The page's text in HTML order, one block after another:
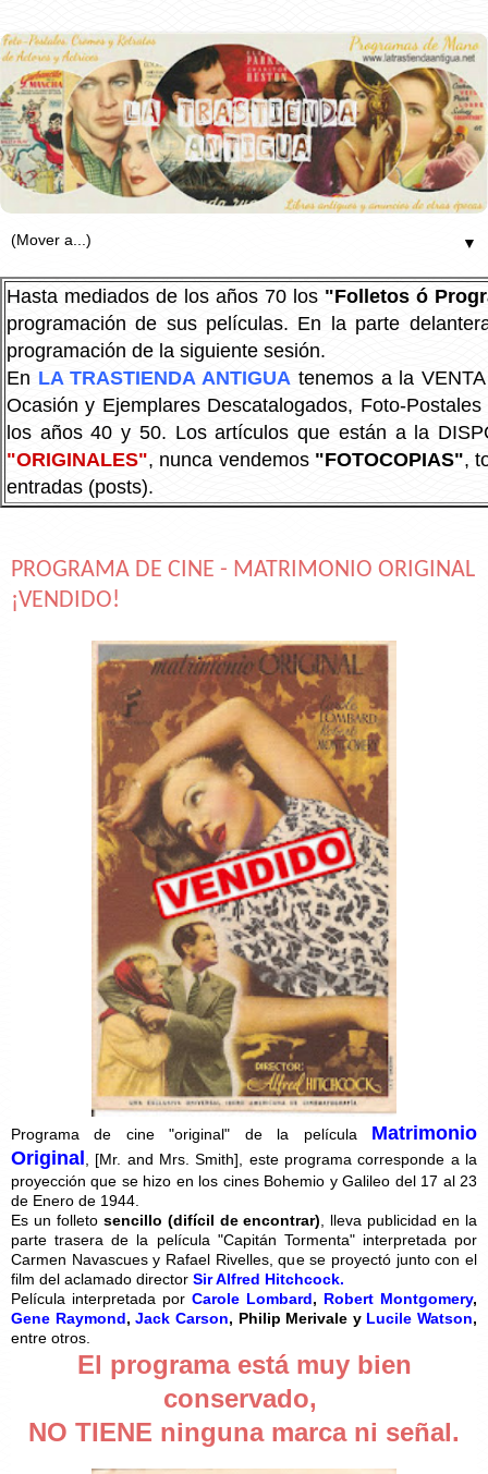
▼
Hasta mediados de los años 70 los "Folletos ó
programación de sus películas. En la parte
programación de la siguiente sesión.
En LA TRASTIENDA ANTIGUA tenemos a la
Ocasión y Ejemplares Descatalogados, Foto-
los años 40 y 50. Los artículos que están a la
"ORIGINALES", nunca vendemos "FOTOCOPIAS",
entradas (posts).
PROGRAMA DE CINE - MATRIMONIO ORIGINAL
¡VENDIDO!
Programa de cine "original" de la película Matrimonio
Original , [Mr. and Mrs. Smith], este programa corresponde a la
proyección que se hizo en los cines Bohemio y Galileo del 17 al 23
de Enero de 1944.
Es un folleto sencillo (difícil de encontrar) , lleva publicidad en la
parte trasera de la película "Capitán Tormenta" interpretada por
Carmen Navascues y Rafael Rivelles, que se proyectó junto con el
film del aclamado director Sir Alfred Hitchcock.
Película interpretada por Carole Lombard, Robert Montgomery,
Gene Raymond,Jack Carson, Philip Merivale y Lucile Watson,
entre otros.
El programa está muy bien
conservado,
NO TIENE ninguna marca ni señal.